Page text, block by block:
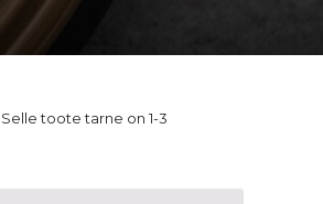
Selle toote tarne on 1-3